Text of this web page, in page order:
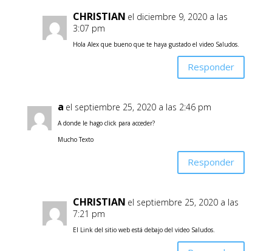
CHRISTIAN el diciembre 9, 2020 a las
3:07 pm
Hola Alex que bueno que te haya gustado el video Saludos.
Responder
a el septiembre 25, 2020 a las 2:46 pm
A donde le hago click para acceder?
Mucho Texto
Responder
CHRISTIAN el septiembre 25, 2020 a las
7:21 pm
El Link del sitio web está debajo del video Saludos.